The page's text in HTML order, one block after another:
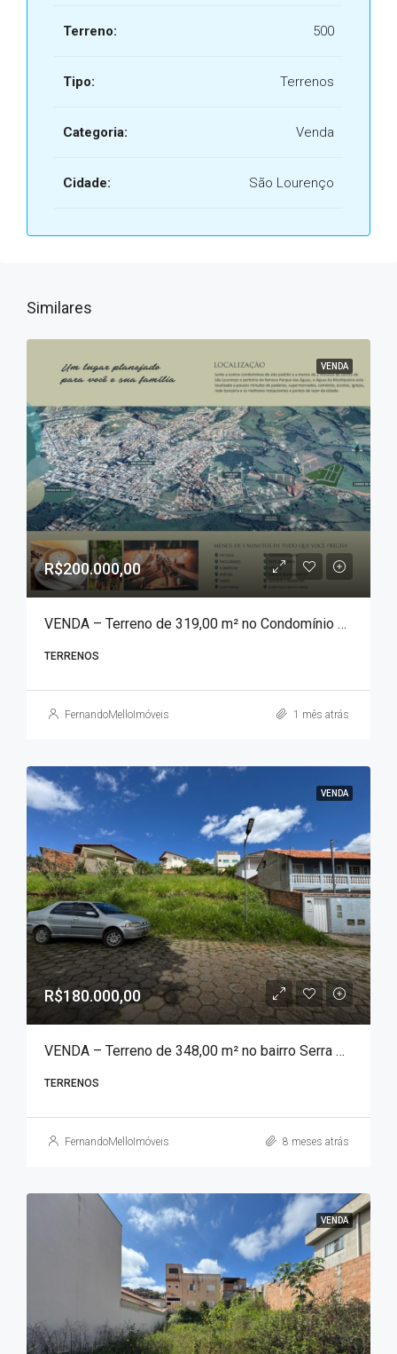
Terreno: 500
Tipo: Terrenos
Categoria: Venda
Cidade: São Lourenço
Similares
VENDA
R$200.000,00
VENDA – Terreno de 319,00 m² no Condomínio Águas da Mantiqueira!!!
TERRENOS
FernandoMelloImóveis 1 mês atrás
VENDA
R$180.000,00
VENDA – Terreno de 348,00 m² no bairro Serra Azul!!!
TERRENOS
FernandoMelloImóveis 8 meses atrás
VENDA